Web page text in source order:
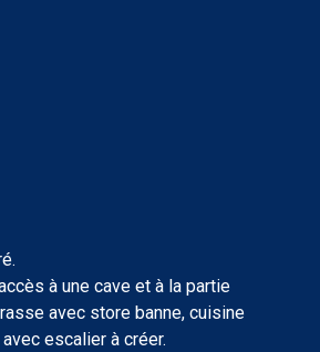
à une cave et à la partie
avec store banne, cuisine
escalier à créer.